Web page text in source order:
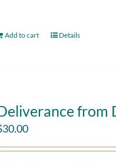
Add to cart Details
from
30.00